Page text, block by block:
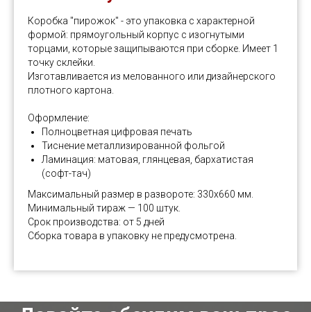
Коробка "пирожок" - это упаковка с характерной
формой: прямоугольный корпус с изогнутыми
торцами, которые защипываются при сборке. Имеет 1
точку склейки.
Изготавливается из мелованного или дизайнерского
плотного картона.
Оформление:
Полноцветная цифровая печать
Тиснение металлизированной фольгой
Ламинация: матовая, глянцевая, бархатистая
(софт-тач)
Максимальный размер в развороте: 330х660 мм.
Минимальный тираж — 100 штук.
Срок производства: от 5 дней
Сборка товара в упаковку не предусмотрена.